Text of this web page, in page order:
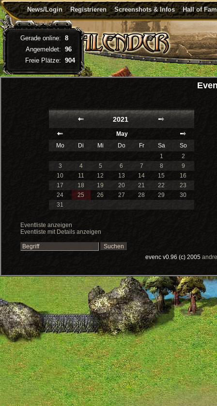
News/Login Registrieren Screenshots & Infos Hall of
2021
May
Mo
Di Mi Do Fr Sa
So
1
2
3
4 5 6 7 8
9
10
11 12 13 14 15
16
17
18 19 20 21 22
23
24
25 26 27 28 29
30
31
Eventliste anzeigen
Eventliste mit Details anzeigen
evenc v0.96 (c) 2005
Gerade online: 8
Angemeldet: 96
Freie Plätze: 904